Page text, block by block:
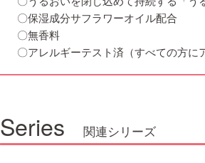
〇保湿成分サフラワーオイル配合
〇無香料
〇アレルギーテスト済（すべての方に
Series 関連シリーズ